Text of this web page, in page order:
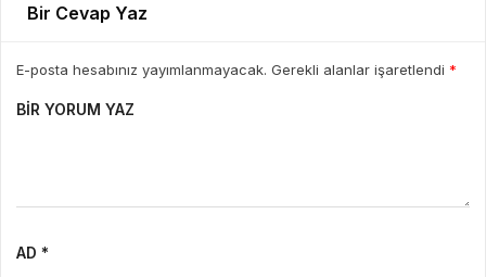
Bir Cevap Yaz
E-posta hesabınız yayımlanmayacak. Gerekli alanlar işaretlendi *
BIR YORUM YAZ
AD *